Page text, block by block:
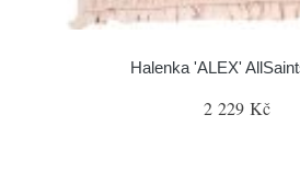
Halenka 'ALEX'
2 229 Kč